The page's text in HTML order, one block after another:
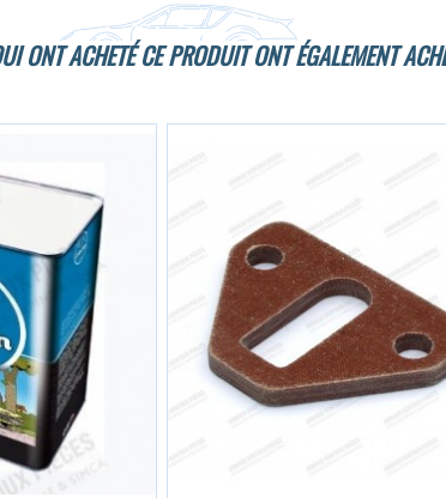
ONT ACHETÉ CE PRODUIT ONT ÉGALEMENT